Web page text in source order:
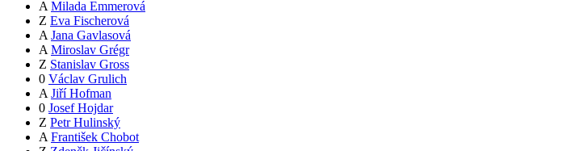
A Milada Emmerová
Z Eva Fischerová
A Jana Gavlasová
A Miroslav Grégr
Z Stanislav Gross
0 Václav Grulich
A Jiří Hofman
0 Josef Hojdar
Z Petr Hulinský
A František Chobot